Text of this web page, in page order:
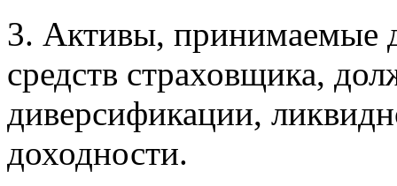
3. Активы, принимаемые
средств страховщика,
диверсификации,
доходности.